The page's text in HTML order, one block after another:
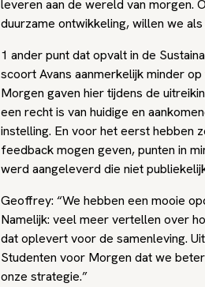
leveren aan de wereld van morgen.
duurzame ontwikkeling, willen we
1 ander punt dat opvalt in de
scoort Avans aanmerkelijk minder
Morgen gaven hier tijdens de
een recht is van huidige en
instelling. En voor het eerst hebben
feedback mogen geven, punten in
werd aangeleverd die niet
Geoffrey: “We hebben een mooie
Namelijk: veel meer vertellen over
dat oplevert voor de samenleving.
Studenten voor Morgen dat we
onze strategie.”